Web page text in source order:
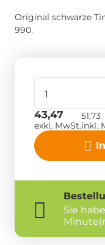
Original schwarze
990.
43,47
exkl. MwSt.
51,73
inkl.
Sie